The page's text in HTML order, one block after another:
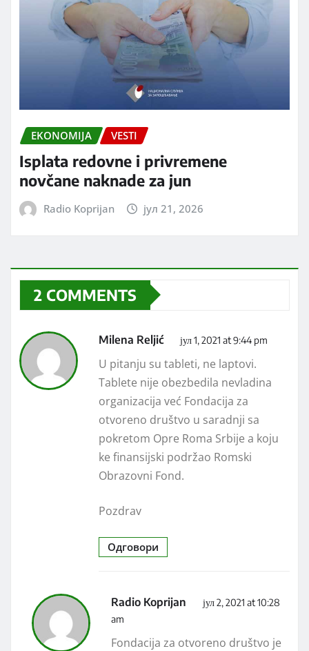
EKONOMIJA VESTI
Isplata redovne i privremene
novčane naknade za jun
Radio Koprijan јул 21, 2026
2 COMMENTS
Milena Reljić јул 1, 2021 at 9:44 pm
U pitanju su tableti, ne laptovi.
Tablete nije obezbedila nevladina
organizacija već Fondacija za
otvoreno društvo u saradnji sa
pokretom Opre Roma Srbije a koju
ke finansijski podržao Romski
Obrazovni Fond.
Pozdrav
Одговори
Radio Koprijan
јул 2, 2021 at 10:28
am
Fondacija za otvoreno društvo je